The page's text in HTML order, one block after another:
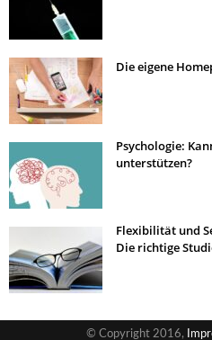
Die eigene
Psychologie:
unterstützen?
Flexibilität und
Die richtige
© Copyright 2016,